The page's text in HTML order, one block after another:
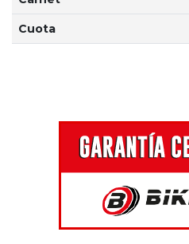
Cuota